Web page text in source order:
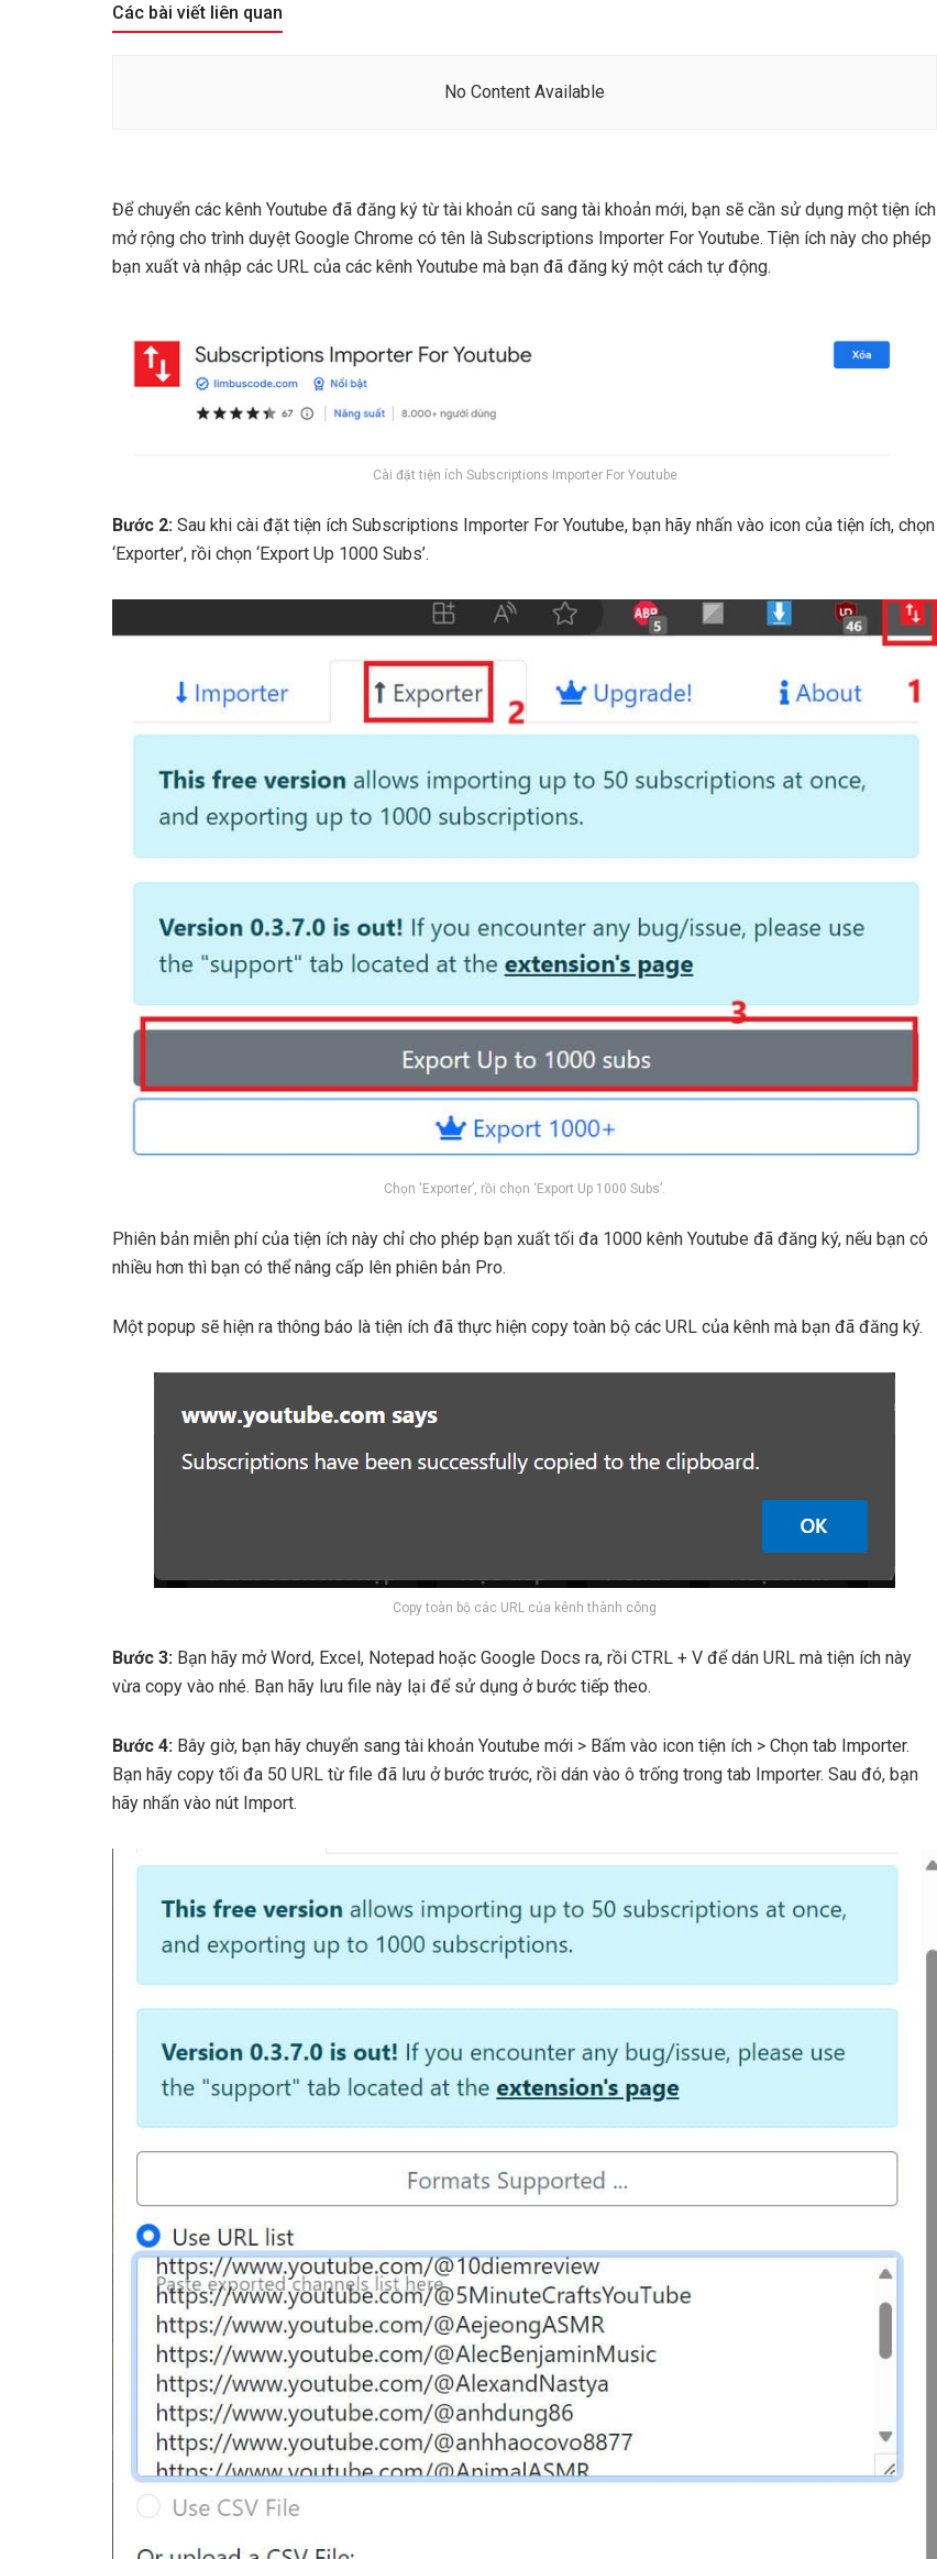
Các bài viết liên quan
No Content Available
Để chuyển các kênh Youtube đã đăng ký từ tài khoản cũ sang tài khoản mới, bạn sẽ cần sử dụng một tiện ích
mở rộng cho trình duyệt Google Chrome có tên là Subscriptions Importer For Youtube. Tiện ích này cho phép
bạn xuất và nhập các URL của các kênh Youtube mà bạn đã đăng ký một cách tự động.
Cài đặt tiện ích Subscriptions Importer For Youtube
Bước 2: Sau khi cài đặt tiện ích Subscriptions Importer For Youtube, bạn hãy nhấn vào icon của tiện ích, chọn
‘Exporter’, rồi chọn ‘Export Up 1000 Subs’.
Chọn ‘Exporter’, rồi chọn ‘Export Up 1000 Subs’.
Phiên bản miễn phí của tiện ích này chỉ cho phép bạn xuất tối đa 1000 kênh Youtube đã đăng ký, nếu bạn có
nhiều hơn thì bạn có thể nâng cấp lên phiên bản Pro.
Một popup sẽ hiện ra thông báo là tiện ích đã thực hiện copy toàn bộ các URL của kênh mà bạn đã đăng ký.
Copy toàn bộ các URL của kênh thành công
Bước 3: Bạn hãy mở Word, Excel, Notepad hoặc Google Docs ra, rồi CTRL + V để dán URL mà tiện ích này
vừa copy vào nhé. Bạn hãy lưu file này lại để sử dụng ở bước tiếp theo.
Bước 4: Bây giờ, bạn hãy chuyển sang tài khoản Youtube mới > Bấm vào icon tiện ích > Chọn tab Importer.
Bạn hãy copy tối đa 50 URL từ file đã lưu ở bước trước, rồi dán vào ô trống trong tab Importer. Sau đó, bạn
hãy nhấn vào nút Import.